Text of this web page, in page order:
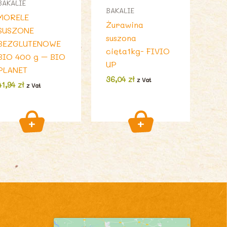
400 g – BIO
zł z Vat
BAKALIE
Żurawina
suszona
cięta1kg- FIVIO
UP
36,04zł z Vat